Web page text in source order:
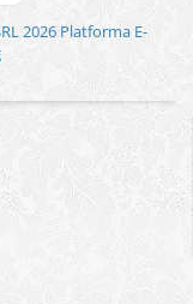
2026 Platforma E-